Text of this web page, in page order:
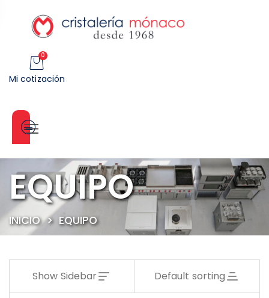
0
Mi cotización
Categorías
EQUIPO
INICIO> EQUIPO
Show Sidebar Default sorting